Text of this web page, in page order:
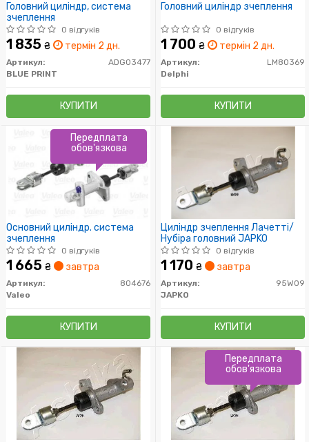
Головний циліндр, система
зчеплення
0 відгуків
1 835 ₴ термін 2 дн.
Артикул:
ADG03477
BLUE PRINT
КУПИТИ
Головний циліндр зчеплення
0 відгуків
1 700 ₴ термін 2 дн.
Артикул:
LM80369
Delphi
КУПИТИ
Основний циліндр. система
зчеплення
0 відгуків
1 665 ₴ завтра
Артикул:
804676
Valeo
КУПИТИ
Передплата
обов'язкова
Циліндр зчеплення Лачетті/
Нубіра головний JAPKO
0 відгуків
1 170 ₴ завтра
Артикул:
95W09
JAPKO
КУПИТИ
Передплата
обов'язкова